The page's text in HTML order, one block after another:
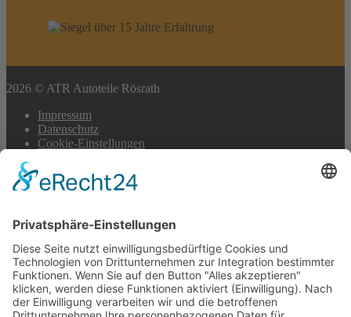
2026 © ATR Autoteile Rösrath
Impressum
Datenschutz
Cookie-Einstellungen
Scroll